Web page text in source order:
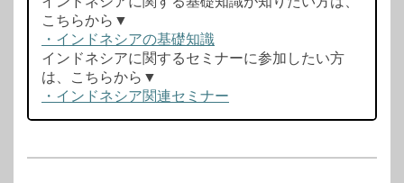
こちらから▼
・インドネシアの基礎知識
インドネシアに関するセミナーに参加したい方
は、こちらから▼
・インドネシア関連セミナー